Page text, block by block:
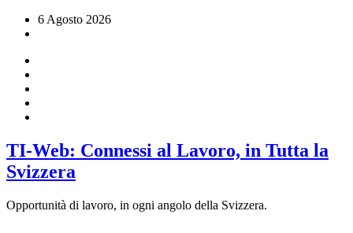
6 Agosto 2026
TI-Web: Connessi al Lavoro, in Tutta la
Svizzera
Opportunità di lavoro, in ogni angolo della Svizzera.